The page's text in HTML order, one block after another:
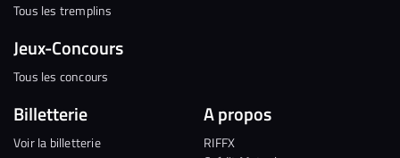
Tous les tremplins
Jeux-Concours
Tous les concours
Billetterie
Voir la billetterie
A propos
RIFFX